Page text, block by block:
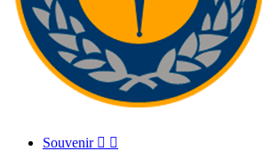
Souvenir  